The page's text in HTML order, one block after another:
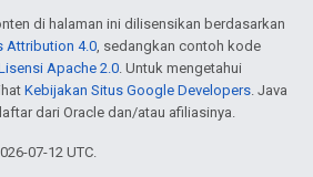
di halaman ini dilisensikan berdasarkan
Attribution 4.0, sedangkan contoh kode
Apache 2.0. Untuk mengetahui
Kebijakan Situs Google Developers. Java
dari Oracle dan/atau afiliasinya.
07-12 UTC.